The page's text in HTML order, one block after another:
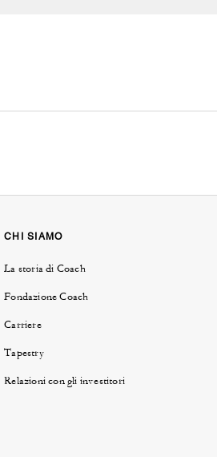
CHI SIAMO
La storia di Coach
Fondazione Coach
Carriere
Tapestry
Relazioni con gli investitori